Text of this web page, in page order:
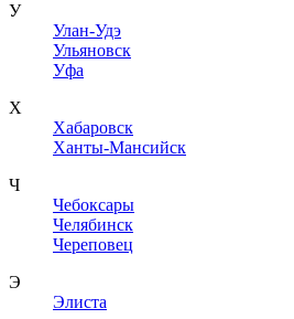
У
Улан-Удэ
Ульяновск
Уфа
Х
Хабаровск
Ханты-Мансийск
Ч
Чебоксары
Челябинск
Череповец
Э
Элиста